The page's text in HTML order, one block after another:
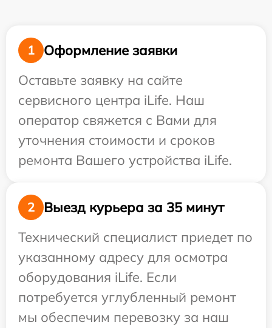
1
Оформление заявки
Оставьте заявку на сайте
сервисного центра iLife. Наш
оператор свяжется с Вами для
уточнения стоимости и сроков
ремонта Вашего устройства iLife.
2
Выезд курьера за 35 минут
Технический специалист приедет по
указанному адресу для осмотра
оборудования iLife. Если
потребуется углубленный ремонт
мы обеспечим перевозку за наш